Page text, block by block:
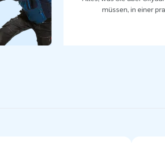
müssen, in einer